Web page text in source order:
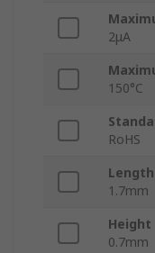
2μA
150°C
RoHS
Length
1.7mm
Height
0.7mm